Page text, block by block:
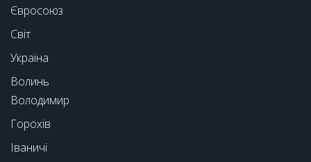
Євросоюз
Світ
Україна
Волинь
Володимир
Горохів
Іваничі